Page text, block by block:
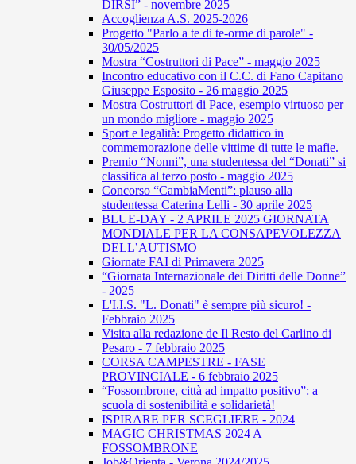
DIRSI” - novembre 2025
Accoglienza A.S. 2025-2026
Progetto "Parlo a te di te-orme di parole" -
30/05/2025
Mostra “Costruttori di Pace” - maggio 2025
Incontro educativo con il C.C. di Fano Capitano
Giuseppe Esposito - 26 maggio 2025
Mostra Costruttori di Pace, esempio virtuoso per
un mondo migliore - maggio 2025
Sport e legalità: Progetto didattico in
commemorazione delle vittime di tutte le mafie.
Premio “Nonni”, una studentessa del “Donati” si
classifica al terzo posto - maggio 2025
Concorso “CambiaMenti”: plauso alla
studentessa Caterina Lelli - 30 aprile 2025
BLUE-DAY - 2 APRILE 2025 GIORNATA
MONDIALE PER LA CONSAPEVOLEZZA
DELL’AUTISMO
Giornate FAI di Primavera 2025
“Giornata Internazionale dei Diritti delle Donne”
- 2025
L'I.I.S. "L. Donati" è sempre più sicuro! -
Febbraio 2025
Visita alla redazione de Il Resto del Carlino di
Pesaro - 7 febbraio 2025
CORSA CAMPESTRE - FASE
PROVINCIALE - 6 febbraio 2025
“Fossombrone, città ad impatto positivo”: a
scuola di sostenibilità e solidarietà!
ISPIRARE PER SCEGLIERE - 2024
MAGIC CHRISTMAS 2024 A
FOSSOMBRONE